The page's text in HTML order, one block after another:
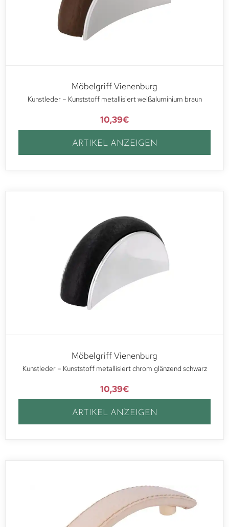
Möbelgriff Vienenburg
Kunstleder – Kunststoff metallisiert weißaluminium braun
10,39€
ARTIKEL ANZEIGEN
Möbelgriff Vienenburg
Kunstleder – Kunststoff metallisiert chrom glänzend schwarz
10,39€
ARTIKEL ANZEIGEN